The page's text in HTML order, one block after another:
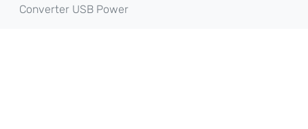
Converter USB Power